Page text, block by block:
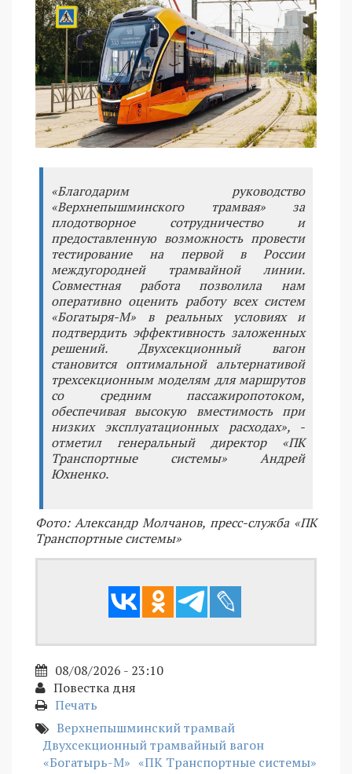
«Благодарим руководство
«Верхнепышминского трамвая» за
плодотворное сотрудничество и
предоставленную возможность провести
тестирование на первой в России
междугородней трамвайной линии.
Совместная работа позволила нам
оперативно оценить работу всех систем
«Богатыря-М» в реальных условиях и
подтвердить эффективность заложенных
решений. Двухсекционный вагон
становится оптимальной альтернативой
трехсекционным моделям для маршрутов
со средним пассажиропотоком,
обеспечивая высокую вместимость при
низких эксплуатационных расходах», -
отметил генеральный директор «ПК
Транспортные системы» Андрей
Юхненко.
Фото: Александр Молчанов, пресс-служба «ПК
Транспортные системы»
08/08/2026 - 23:10
Повестка дня
Печать
Верхнепышминский трамвай
Двухсекционный трамвайный вагон
«Богатырь-М» «ПК Транспортные системы»